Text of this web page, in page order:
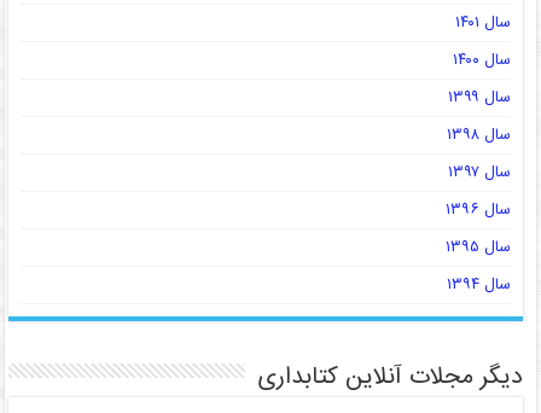
سال ۱۴۰۱
سال ۱۴۰۰
سال ۱۳۹۹
سال ۱۳۹۸
سال ۱۳۹۷
سال ۱۳۹۶
سال ۱۳۹۵
سال ۱۳۹۴
دیگر مجلات آنلاین کتابداری